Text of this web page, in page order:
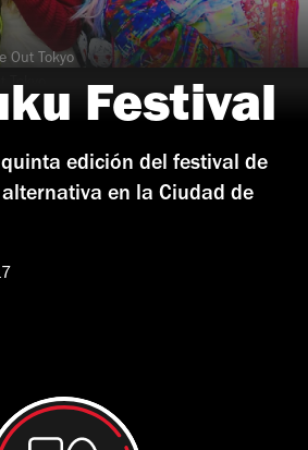
Out Tokyo
Festival
edición del festival de
en la Ciudad de